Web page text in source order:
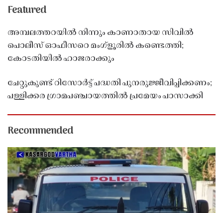
Featured
അമ്പലത്തറയിൽ നിന്നും കാണാതായ സിവിൽ
പൊലീസ് ഓഫീസറെ മംഗ്ളൂരിൽ കണ്ടെത്തി;
കോടതിയിൽ ഹാജരാക്കും
ചേറ്റുകുണ്ട് റിസോർട്ട് പദ്ധതി പുനരുജ്ജീവിപ്പിക്കണം;
പള്ളിക്കര ഗ്രാമപഞ്ചായത്തിൽ പ്രമേയം പാസാക്കി
Recommended